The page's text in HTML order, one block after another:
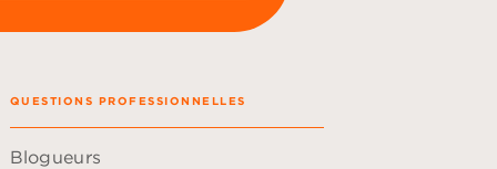
QUESTIONS PROFESSIONNELLES
Blogueurs